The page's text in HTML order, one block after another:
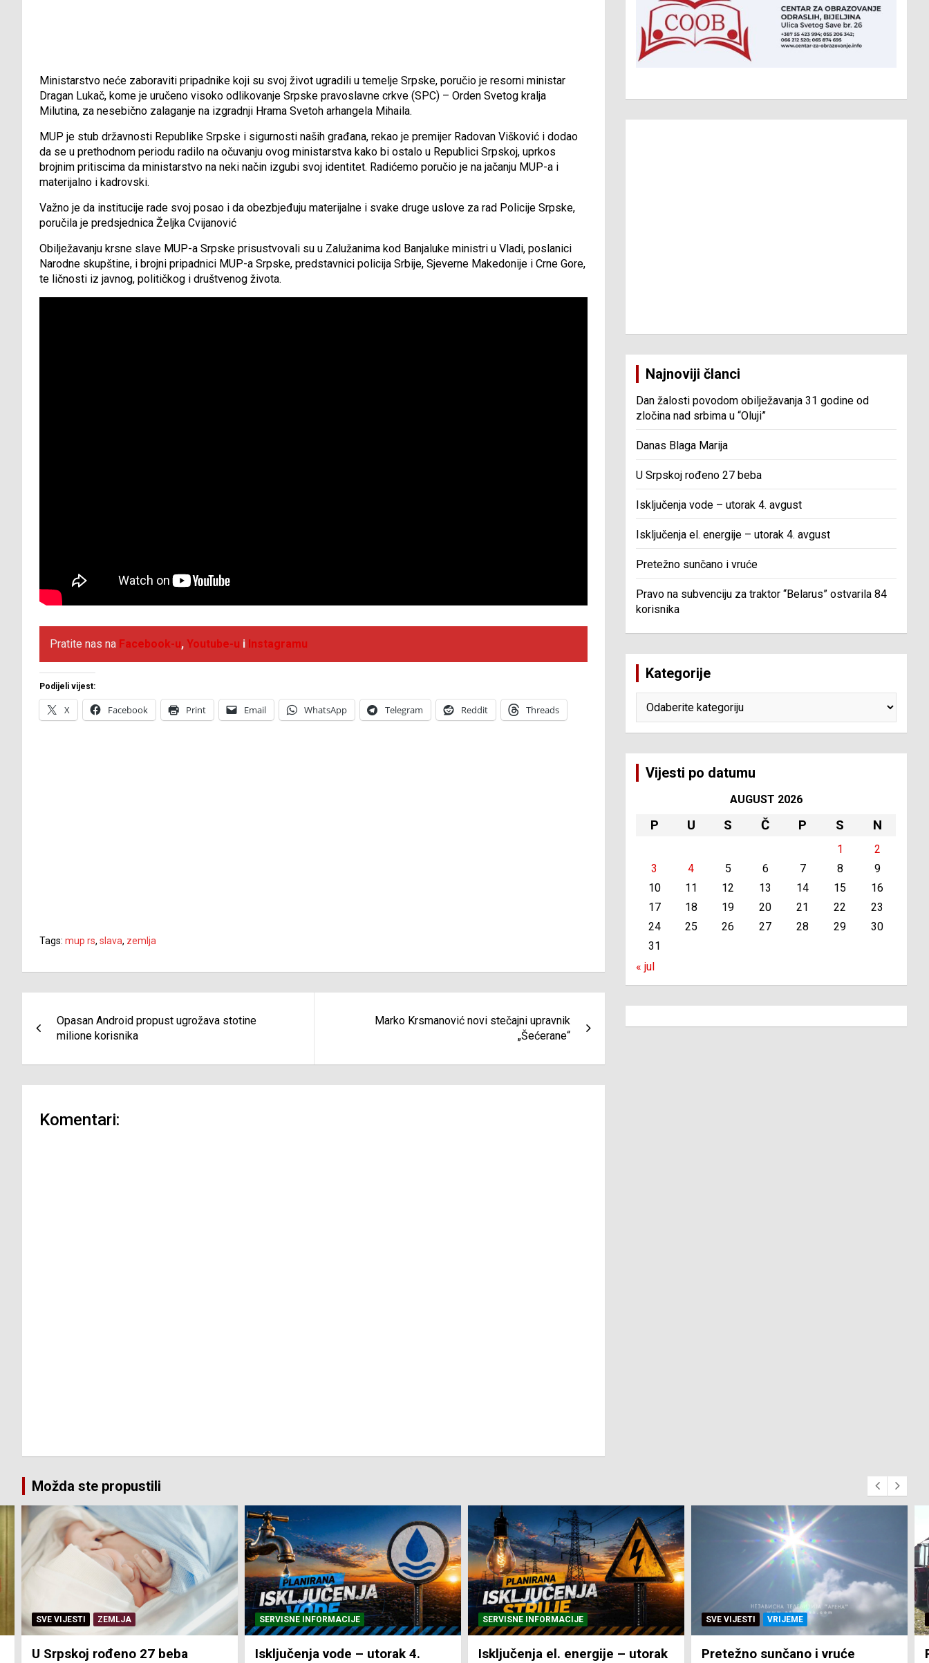
Ministarstvo neće zaboraviti pripadnike koji su svoj život ugradili u temelje Srpske, poručio je resorni ministar
Dragan Lukač, kome je uručeno visoko odlikovanje Srpske pravoslavne crkve (SPC) – Orden Svetog kralja
Milutina, za nesebično zalaganje na izgradnji Hrama Svetoh arhangela Mihaila.
MUP je stub državnosti Republike Srpske i sigurnosti naših građana, rekao je premijer Radovan Višković i dodao
da se u prethodnom periodu radilo na očuvanju ovog ministarstva kako bi ostalo u Republici Srpskoj, uprkos
brojnim pritiscima da ministarstvo na neki način izgubi svoj identitet. Radićemo poručio je na jačanju MUP-a i
materijalno i kadrovski.
Važno je da institucije rade svoj posao i da obezbjeđuju materijalne i svake druge uslove za rad Policije Srpske,
poručila je predsjednica Željka Cvijanović
Obilježavanju krsne slave MUP-a Srpske prisustvovali su u Zalužanima kod Banjaluke ministri u Vladi, poslanici
Narodne skupštine, i brojni pripadnici MUP-a Srpske, predstavnici policija Srbije, Sjeverne Makedonije i Crne Gore,
te ličnosti iz javnog, političkog i društvenog života.
Pratite nas na Facebook-u, Youtube-u i Instagramu
Podijeli vijest:
X Facebook Print Email WhatsApp Telegram Reddit Threads
Tags: mup rs, slava, zemlja
članaka
Opasan Android propust ugrožava stotine
milione korisnika
Marko Krsmanović novi stečajni upravnik
„Šećerane“
Komentari:
Najnoviji članci
Dan žalosti povodom obilježavanja 31 godine od
zločina nad srbima u “Oluji”
Danas Blaga Marija
U Srpskoj rođeno 27 beba
Isključenja vode – utorak 4. avgust
Isključenja el. energije – utorak 4. avgust
Pretežno sunčano i vruće
Pravo na subvenciju za traktor “Belarus” ostvarila 84
korisnika
Kategorije
Vijesti po datumu
AUGUST 2026
P U S Č P S N
1
2
3
4 5 6 7 8
9
10
11 12 13 14 15
16
17
18 19 20 21 22
23
24
25 26 27 28 29
30
31
« jul
Možda ste propustili
SERVISNE INFORMACIJE
Isključenja vode – utorak 4.
SERVISNE INFORMACIJE
Isključenja el. energije – utorak
SVE VIJESTI VRIJEME
Pretežno sunčano i vruće
SVE VIJESTI ZEMLJA
Pravo na subvenciju za traktor